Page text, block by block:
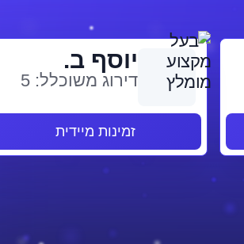
יוסף ב.
דירוג משוכלל: 5
זמינות מיידית